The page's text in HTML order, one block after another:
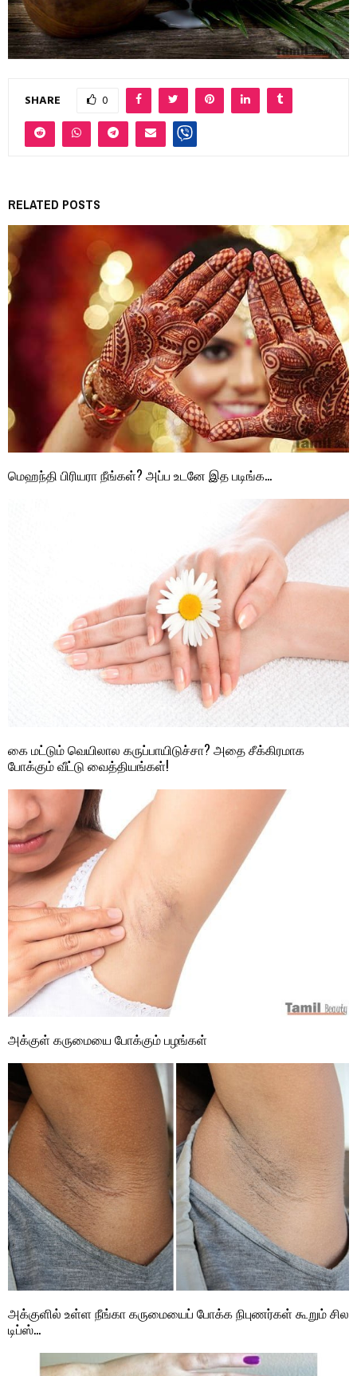
SHARE 0
RELATED POSTS
மெஹந்தி பிரியரா நீங்கள்? அப்ப உடனே இத படிங்க…
கை மட்டும் வெயிலால கருப்பாயிடுச்சா? அதை சீக்கிரமாக
போக்கும் வீட்டு வைத்தியங்கள்!
அக்குள் கருமையை போக்கும் பழங்கள்
அக்குளில் உள்ள நீங்கா கருமையைப் போக்க நிபுணர்கள் கூறும் சில
டிப்ஸ்…